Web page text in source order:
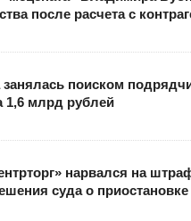
после расчета с
поиском
1,6 млрд рублей
нарвался на
суда о приостановке